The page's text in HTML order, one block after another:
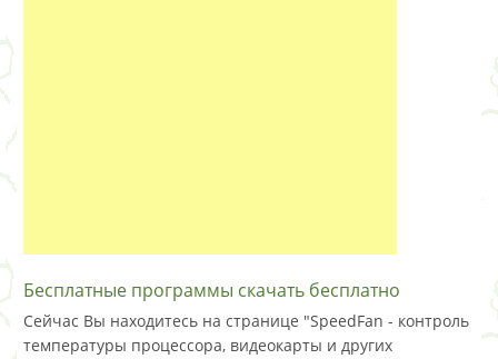
Бесплатные программы скачать бесплатно
Сейчас Вы находитесь на странице "SpeedFan - контроль
температуры процессора, видеокарты и других